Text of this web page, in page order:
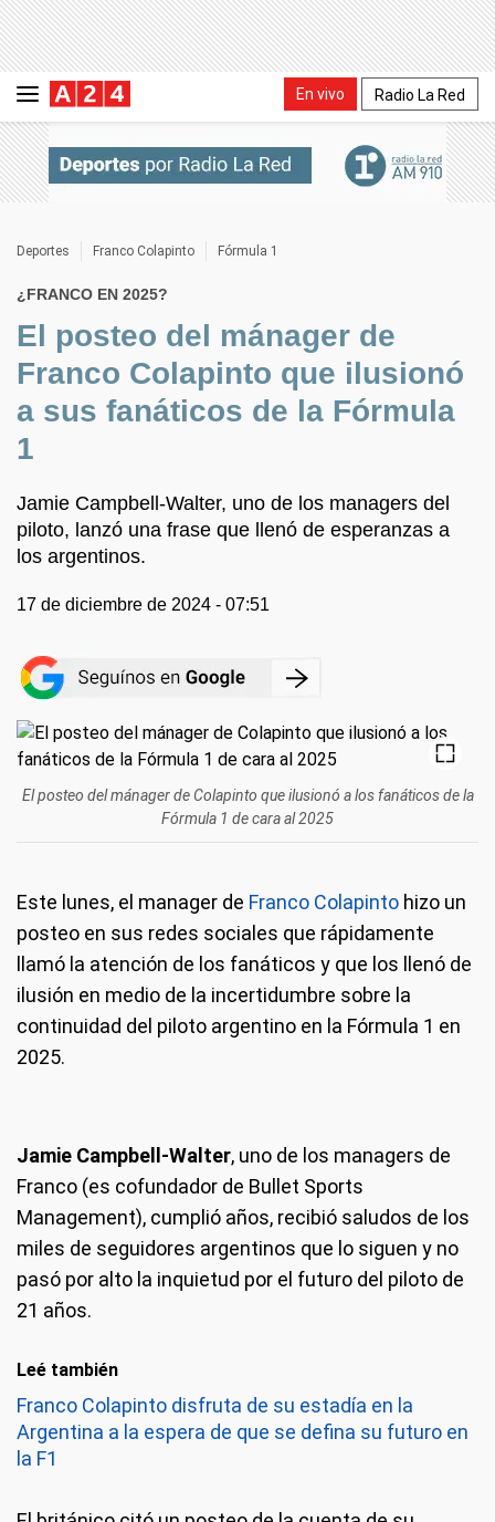
En vivo Radio La Red
Deportes Franco Colapinto Fórmula 1
¿FRANCO EN 2025?
El posteo del mánager de
Franco Colapinto que ilusionó
a sus fanáticos de la Fórmula
1
Jamie Campbell-Walter, uno de los managers del
piloto, lanzó una frase que llenó de esperanzas a
los argentinos.
17 de diciembre de 2024 - 07:51
El posteo del mánager de Colapinto que ilusionó a los fanáticos de la
Fórmula 1 de cara al 2025
Este lunes, el manager de Franco Colapinto hizo un
posteo en sus redes sociales que rápidamente
llamó la atención de los fanáticos y que los llenó de
ilusión en medio de la incertidumbre sobre la
continuidad del piloto argentino en la Fórmula 1 en
2025.
Jamie Campbell-Walter, uno de los managers de
Franco (es cofundador de Bullet Sports
Management), cumplió años, recibió saludos de los
miles de seguidores argentinos que lo siguen y no
pasó por alto la inquietud por el futuro del piloto de
21 años.
Leé también
Franco Colapinto disfruta de su estadía en la
Argentina a la espera de que se defina su futuro en
la F1